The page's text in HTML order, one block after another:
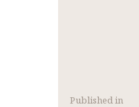
Published in